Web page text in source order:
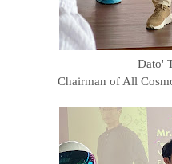
Dato'
Chairman of All